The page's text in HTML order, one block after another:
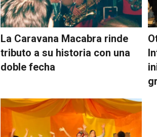
La Caravana Macabra rinde
tributo a su historia con una
doble fecha